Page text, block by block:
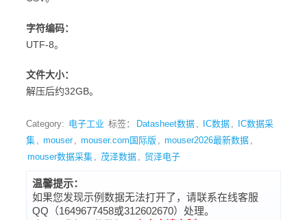
字符编码：
UTF-8。
文件大小：
解压后约32GB。
Category: 电子工业 标签： Datasheet数据 , IC数据 ,
IC数据采
集 , mouser , mouser.com国际版 , mouser2026最新数据 ,
mouser数据采集 , 茂泽数据 , 贸泽电子
温馨提示：
如果您发现示例数据无法打开了，请联系在线客服
QQ（1649677458或312602670）处理。